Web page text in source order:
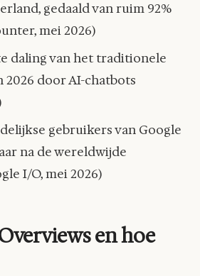
gedaald van ruim 92%
mei 2026)
daling van het traditionele
door AI-chatbots
gebruikers van Google
na de wereldwijde
I/O, mei 2026)
en hoe